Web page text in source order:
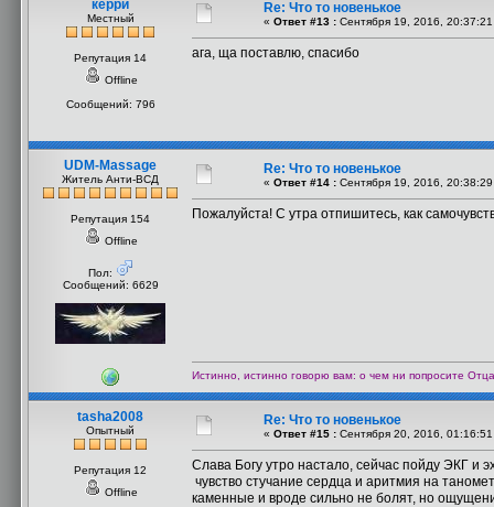
керри
Местный
Репутация 14
Offline
Сообщений: 796
Re: Что то новенькое
« Ответ #13 : Сентября 19, 2016,
ага, ща поставлю, спасибо
UDM-Massage
Житель Анти-ВСД
Репутация 154
Offline
Пол:
Сообщений: 6629
Re: Что то новенькое
« Ответ #14 : Сентября 19, 2016,
Пожалуйста! С утра отпишитесь, как
Истинно, истинно говорю вам: о чем ни попросите
tasha2008
Опытный
Репутация 12
Offline
Re: Что то новенькое
« Ответ #15 : Сентября 20, 2016,
Слава Богу утро настало, сейчас пойду ЭКГ и
чувство стучание сердца и аритмия на
каменные и вроде сильно не болят, но